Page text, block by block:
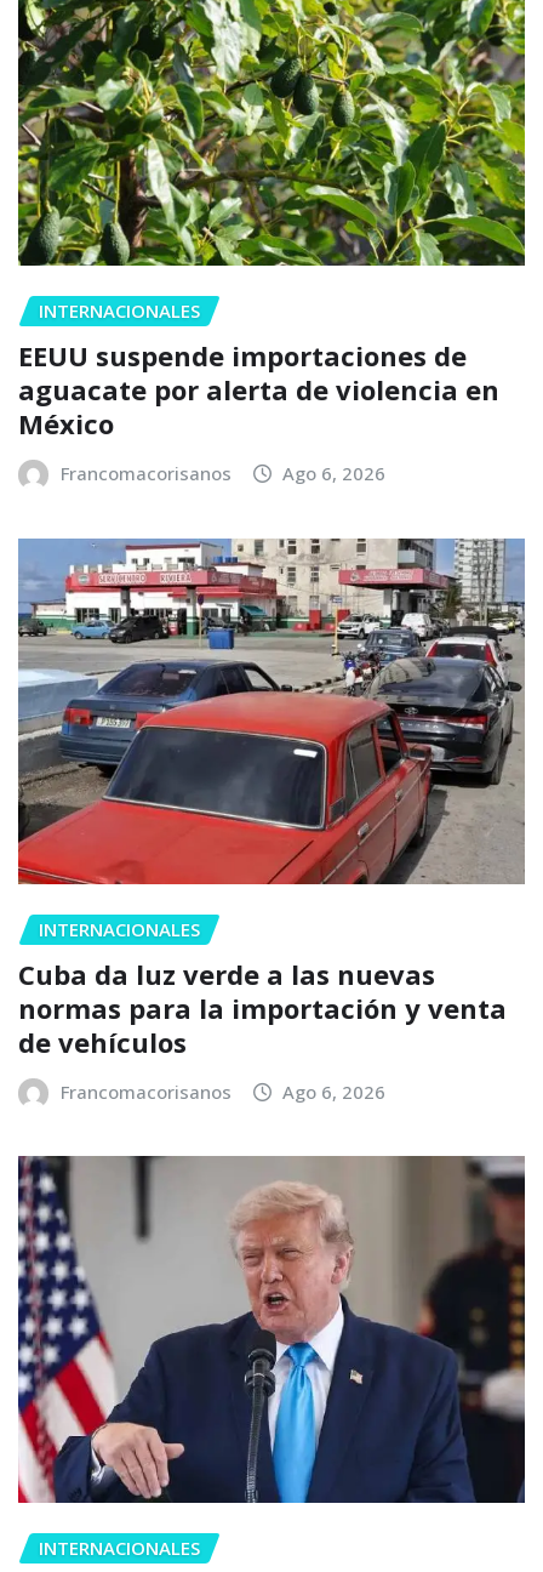
INTERNACIONALES
EEUU suspende importaciones de
aguacate por alerta de violencia en
México
Francomacorisanos Ago 6, 2026
INTERNACIONALES
Cuba da luz verde a las nuevas
normas para la importación y venta
de vehículos
Francomacorisanos Ago 6, 2026
INTERNACIONALES